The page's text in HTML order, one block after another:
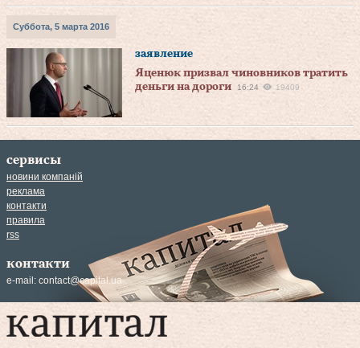
Суббота, 5 марта 2016
заявление
Яценюк призвал чиновников тратить
деньги на дороги
16:24 19409
сервисы
новини компаній
реклама
контакти
правила
rss
контакти
e-mail: contact@capital.ua